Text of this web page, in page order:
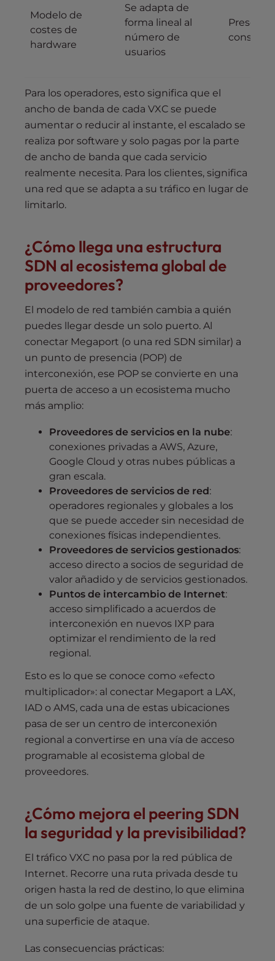
Modelo de
costes de
hardware
Se adapta de
forma lineal al
número de
usuarios
Para los operadores, esto significa que el
ancho de banda de cada VXC se puede
aumentar o reducir al instante, el escalado se
realiza por software y solo pagas por la parte
de ancho de banda que cada servicio
realmente necesita. Para los clientes, significa
una red que se adapta a su tráfico en lugar de
limitarlo.
¿Cómo llega una estructura
SDN al ecosistema global de
proveedores?
El modelo de red también cambia a quién
puedes llegar desde un solo puerto. Al
conectar Megaport (o una red SDN similar) a
un punto de presencia (POP) de
interconexión, ese POP se convierte en una
puerta de acceso a un ecosistema mucho
más amplio:
Proveedores de servicios en la nube:
conexiones privadas a AWS, Azure,
Google Cloud y otras nubes públicas a
gran escala.
Proveedores de servicios de red:
operadores regionales y globales a los
que se puede acceder sin necesidad de
conexiones físicas independientes.
Proveedores de servicios gestionados:
acceso directo a socios de seguridad de
valor añadido y de servicios gestionados.
Puntos de intercambio de Internet:
acceso simplificado a acuerdos de
interconexión en nuevos IXP para
optimizar el rendimiento de la red
regional.
Esto es lo que se conoce como «efecto
multiplicador»: al conectar Megaport a LAX,
IAD o AMS, cada una de estas ubicaciones
pasa de ser un centro de interconexión
regional a convertirse en una vía de acceso
programable al ecosistema global de
proveedores.
¿Cómo mejora el peering SDN
la seguridad y la previsibilidad?
El tráfico VXC no pasa por la red pública de
Internet. Recorre una ruta privada desde tu
origen hasta la red de destino, lo que elimina
de un solo golpe una fuente de variabilidad y
una superficie de ataque.
Las consecuencias prácticas: